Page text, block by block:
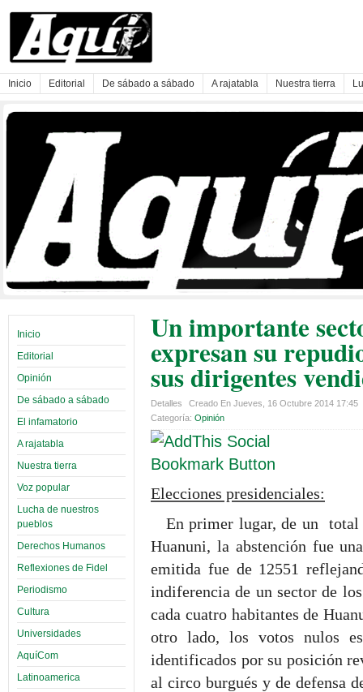
Inicio Editorial De sábado a sábado A rajatabla Nuestra tierra
Inicio
Editorial
Opinión
De sábado a sábado
El infamatorio
A rajatabla
Nuestra tierra
Voz popular
Lucha de nuestros
pueblos
Derechos Humanos
Reflexiones de Fidel
Periodismo
Cultura
Universidades
AquíCom
Latinoamerica
Un importante
expresan su
sus dirigentes
Detalles
Creado En Jueves, 16 Octubre 2014 17:45
Categoría: Opinión
Elecciones presidenciales:
En primer lugar, de un total
Huanuni, la abstención fue
emitida fue de 12551
indiferencia de un sector de
cada cuatro habitantes de
otro lado, los votos nulos
identificados por su posición
al circo burgués y de defensa